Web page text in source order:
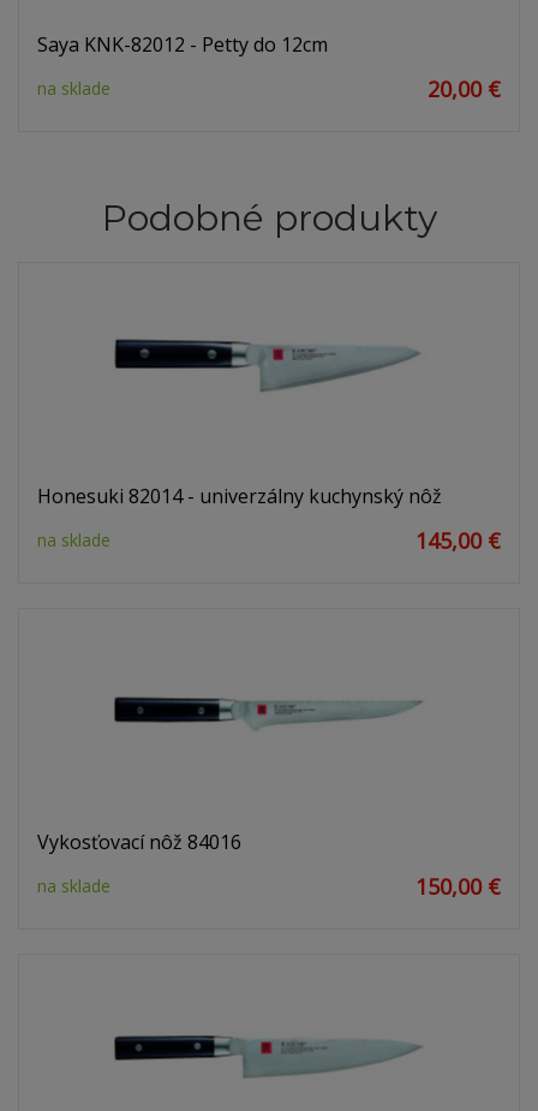
Saya KNK-82012 - Petty do 12cm
na sklade 20,00 €
Podobné produkty
Honesuki 82014 - univerzálny kuchynský nôž
na sklade 145,00 €
Vykosťovací nôž 84016
na sklade 150,00 €